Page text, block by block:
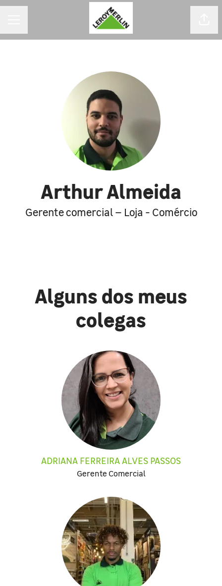
Arthur Almeida
Gerente comercial – Loja - Comércio
Alguns dos meus
colegas
ADRIANA FERREIRA ALVES PASSOS
Gerente Comercial